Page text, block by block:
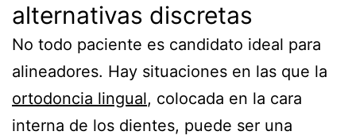
alternativas discretas
No todo paciente es candidato ideal para
alineadores. Hay situaciones en las que la
ortodoncia lingual, colocada en la cara
interna de los dientes, puede ser una